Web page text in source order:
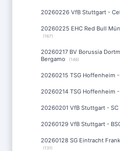
20260226 VfB Stuttgart -
20260225 EHC Red Bull
(167)
20260217 BV Borussia
Bergamo
(146)
20260215 TSG Hoffenheim
20260214 TSG Hoffenheim
20260201 VfB Stuttgart -
20260129 VfB Stuttgart -
20260128 SG Eintracht
(131)